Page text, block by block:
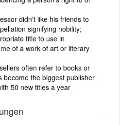
didn't like his friends to
signifying nobility;
title to use in
of a work of art or literary
often refer to books or
become the biggest publisher
50 new titles a year